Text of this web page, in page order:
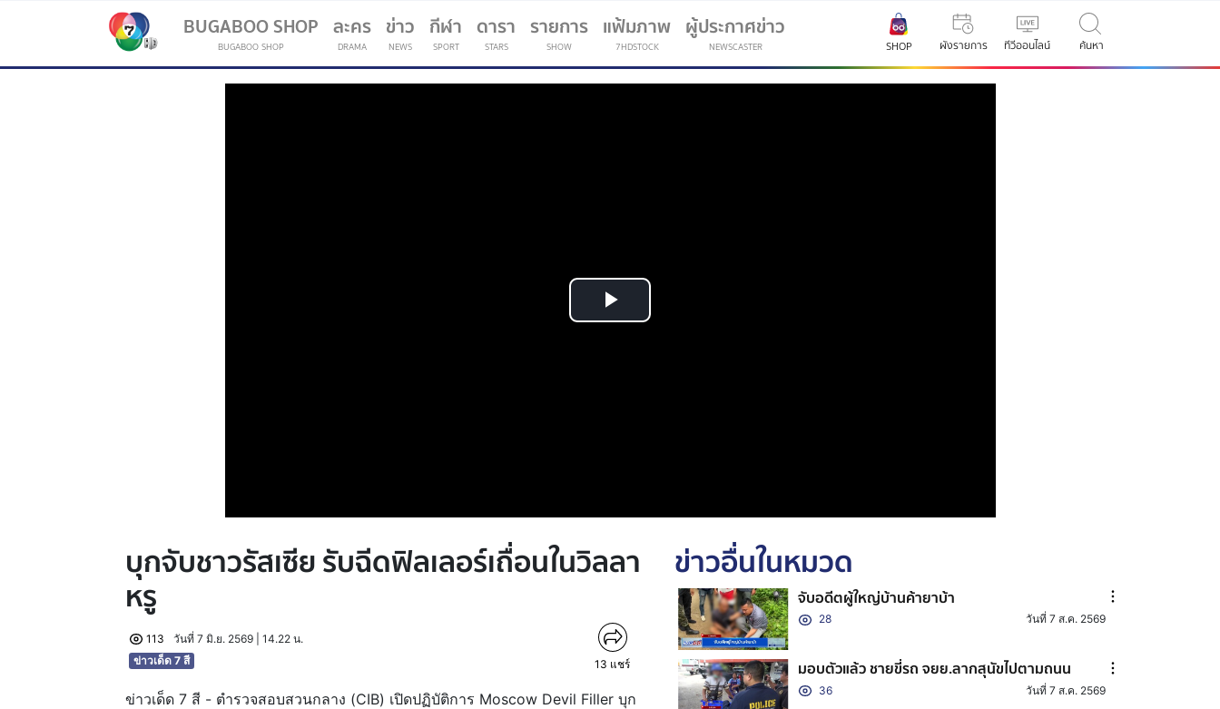
BUGABOO SHOP
BUGABOO SHOP
ละคร
DRAMA
ข่าว
NEWS
กีฬา
SPORT
(current)
ดารา
STARS
รายการ
SHOW
แฟ้มภาพ
7HDSTOCK
ผู้ประกาศข่าว
NEWSCASTER SHOP ผังรายการ ทีวีออนไลน์ ค้นหา
Play
บุกจับชาวรัสเซีย รับฉีดฟิลเลอร์เถื่อนในวิลลา
หรู
113
วันที่ 7 มิ.ย. 2569 | 14.22 น.
ข่าวเด็ด 7 สี
13 แชร์
ข่าวเด็ด 7 สี - ตำรวจสอบสวนกลาง (CIB) เปิดปฏิบัติการ Moscow Devil Filler บุก
ข่าวอื่นในหมวด
จับอดีตผู้ใหญ่บ้านค้ายาบ้า
28 วันที่ 7 ส.ค. 2569
มอบตัวแล้ว ชายขี่รถ จยย.ลากสุนัขไปตามถนน
36 วันที่ 7 ส.ค. 2569